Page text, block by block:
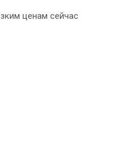
ценам сейчас